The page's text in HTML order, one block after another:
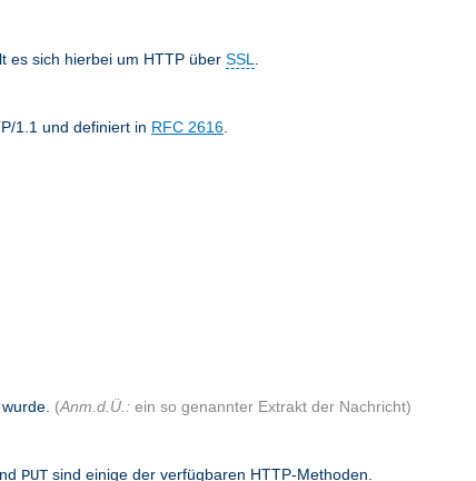
es sich hierbei um HTTP über SSL
1.1 und definiert in RFC 2616
(Anm.d.Ü.: ein so genannter Extrakt der Nachricht)
PUT sind einige der verfügbaren HTTP-Methoden.